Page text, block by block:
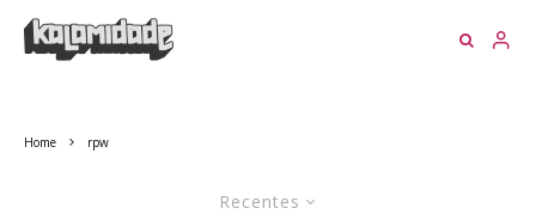
Home rpw
Recentes